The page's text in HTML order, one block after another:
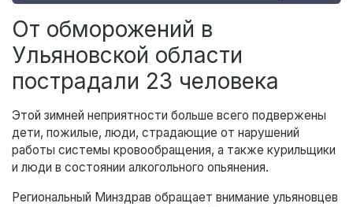
От обморожений в
Ульяновской области
пострадали 23 человека
Этой зимней неприятности больше всего подвержены
дети, пожилые, люди, страдающие от нарушений
работы системы кровообращения, а также курильщики
и люди в состоянии алкогольного опьянения.
Региональный Минздрав обращает внимание ульяновцев